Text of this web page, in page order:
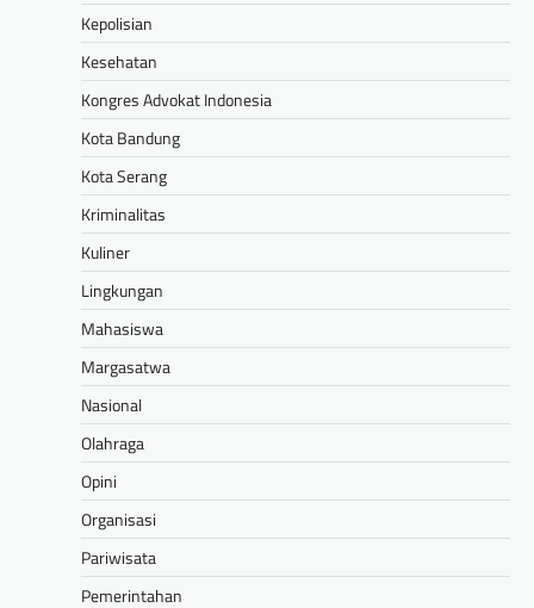
Kepolisian
Kesehatan
Kongres Advokat Indonesia
Kota Bandung
Kota Serang
Kriminalitas
Kuliner
Lingkungan
Mahasiswa
Margasatwa
Nasional
Olahraga
Opini
Organisasi
Pariwisata
Pemerintahan